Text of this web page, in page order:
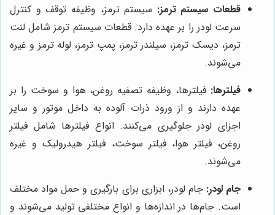
قطعات سیستم ترمز: سیستم ترمز، وظیفه توقف و کنترل
سرعت لودر را بر عهده دارد. قطعات سیستم ترمز شامل لنت
ترمز، دیسک ترمز، سیلندر ترمز، پمپ ترمز، لوله ترمز و غیره
می‌شوند.
فیلترها: فیلترها، وظیفه تصفیه روغن، هوا و سوخت را بر
عهده دارند و از ورود ذرات آلوده به داخل موتور و سایر
اجزای لودر جلوگیری می‌کنند. انواع فیلترها شامل فیلتر
روغن، فیلتر هوا، فیلتر سوخت، فیلتر هیدرولیک و غیره
می‌شوند.
جام لودر: جام لودر، ابزاری برای بارگیری و حمل مواد مختلف
است. جام‌ها در اندازه‌ها و انواع مختلفی تولید می‌شوند و